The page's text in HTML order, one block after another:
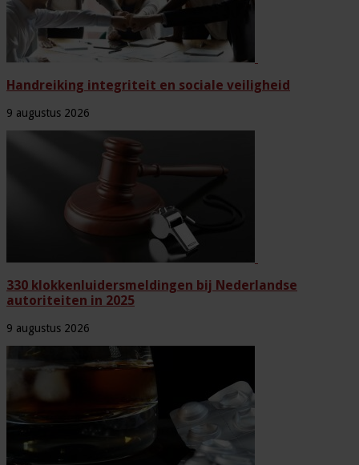
Handreiking integriteit en sociale veiligheid
9 augustus 2026
330 klokkenluidersmeldingen bij Nederlandse
autoriteiten in 2025
9 augustus 2026